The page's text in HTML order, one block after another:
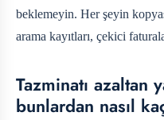
beklemeyin. Her şeyin
arama kayıtları, çekici
Tazminatı azaltan
bunlardan nasıl